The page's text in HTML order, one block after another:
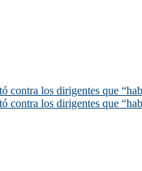
contra los dirigentes que
contra los dirigentes que